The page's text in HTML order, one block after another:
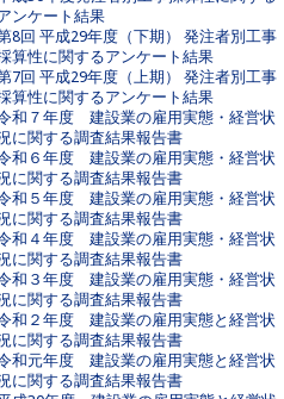
ンケート結果
8回 平成29年度（下期） 発注者別工事
算性に関するアンケート結果
7回 平成29年度（上期） 発注者別工事
算性に関するアンケート結果
和７年度 建設業の雇用実態・経営状
に関する調査結果報告書
和６年度 建設業の雇用実態・経営状
に関する調査結果報告書
和５年度 建設業の雇用実態・経営状
に関する調査結果報告書
和４年度 建設業の雇用実態・経営状
に関する調査結果報告書
和３年度 建設業の雇用実態・経営状
に関する調査結果報告書
和２年度 建設業の雇用実態と経営状
に関する調査結果報告書
和元年度 建設業の雇用実態と経営状
に関する調査結果報告書